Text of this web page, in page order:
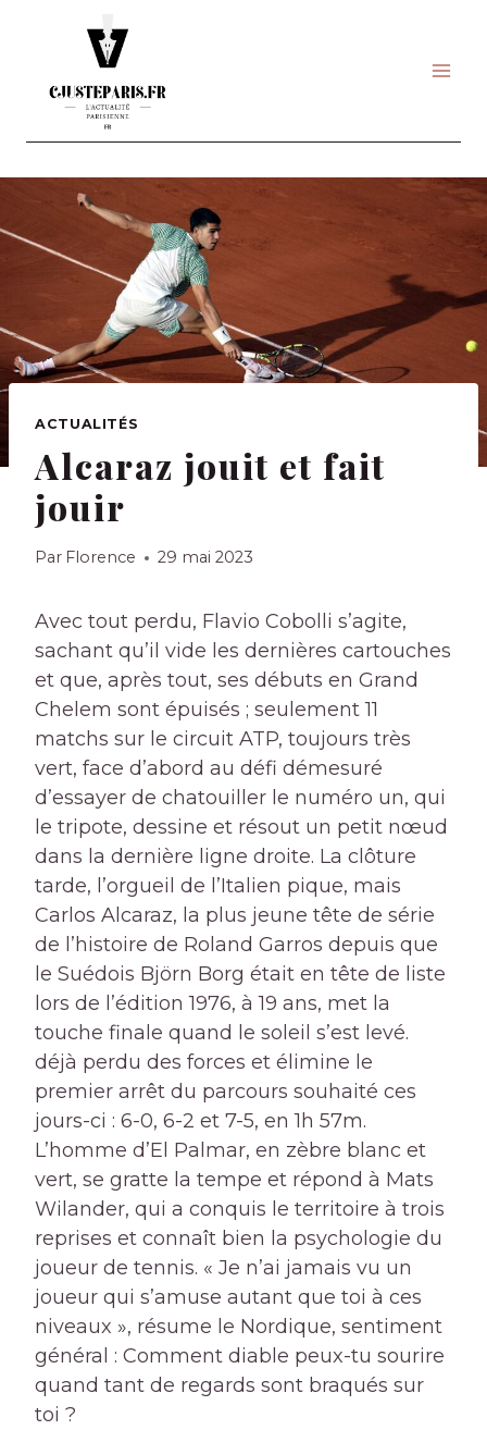
ACTUALITÉS
Alcaraz jouit et fait
jouir
Par Florence 29 mai 2023
Avec tout perdu, Flavio Cobolli s’agite,
sachant qu’il vide les dernières cartouches
et que, après tout, ses débuts en Grand
Chelem sont épuisés ; seulement 11
matchs sur le circuit ATP, toujours très
vert, face d’abord au défi démesuré
d’essayer de chatouiller le numéro un, qui
le tripote, dessine et résout un petit nœud
dans la dernière ligne droite. La clôture
tarde, l’orgueil de l’Italien pique, mais
Carlos Alcaraz, la plus jeune tête de série
de l’histoire de Roland Garros depuis que
le Suédois Björn Borg était en tête de liste
lors de l’édition 1976, à 19 ans, met la
touche finale quand le soleil s’est levé.
déjà perdu des forces et élimine le
premier arrêt du parcours souhaité ces
jours-ci : 6-0, 6-2 et 7-5, en 1h 57m.
L’homme d’El Palmar, en zèbre blanc et
vert, se gratte la tempe et répond à Mats
Wilander, qui a conquis le territoire à trois
reprises et connaît bien la psychologie du
joueur de tennis. « Je n’ai jamais vu un
joueur qui s’amuse autant que toi à ces
niveaux », résume le Nordique, sentiment
général : Comment diable peux-tu sourire
quand tant de regards sont braqués sur
toi ?